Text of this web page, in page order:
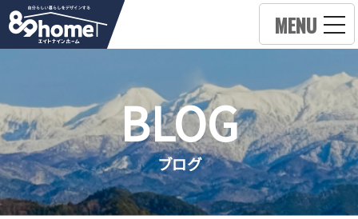
MENU
BLOG
ブログ